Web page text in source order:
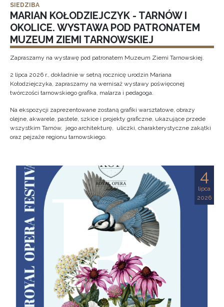
SIEDZIBA
MARIAN KOŁODZIEJCZYK - TARNÓW I
OKOLICE. WYSTAWA POD PATRONATEM
MUZEUM ZIEMI TARNOWSKIEJ
Zapraszamy na wystawę pod patronatem Muzeum Ziemi Tarnowskiej.
2 lipca 2026 r., dokładnie w setną rocznicę urodzin Mariana
Kołodziejczyka, zapraszamy na wernisaż wystawy poświęconej
twórczości tarnowskiego grafika, malarza i pedagoga.
Na ekspozycji zaprezentowane zostaną grafiki warsztatowe, obrazy
olejne, akwarele, pastele, szkice i projekty graficzne, ukazujące przede
wszystkim Tarnów, jego architekturę, uliczki, charakterystyczne zakątki
oraz pejzaże regionu tarnowskiego.
4
lipca
2026